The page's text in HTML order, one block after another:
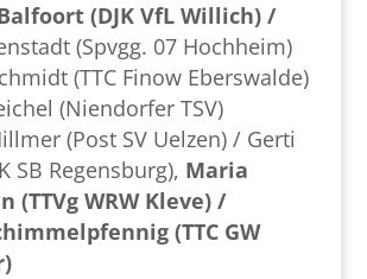
(DJK VfL Willich) /
(Spvgg. 07 Hochheim)
(TTC Finow Eberswalde)
(Niendorfer TSV)
(Post SV Uelzen) / Gerti
SB Regensburg), Maria
(TTVg WRW Kleve) /
(TTC GW